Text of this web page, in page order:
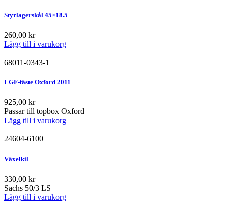
Styrlagerskål 45×18.5
260,00 kr
Lägg till i varukorg
68011-0343-1
LGF-fäste Oxford 2011
925,00 kr
Passar till topbox Oxford
Lägg till i varukorg
24604-6100
Växelkil
330,00 kr
Sachs 50/3 LS
Lägg till i varukorg